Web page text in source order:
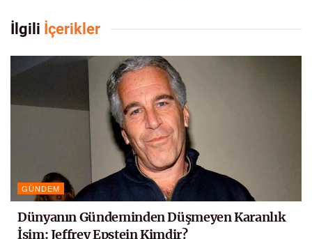
İlgili İçerikler
GÜNDEM
Dünyanın Gündeminden Düşmeyen Karanlık
İsim: Jeffrey Epstein Kimdir?